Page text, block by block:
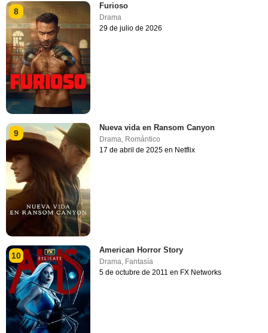
8
Furioso
Drama
29 de julio de 2026
9
Nueva vida en Ransom Canyon
Drama, Romántico
17 de abril de 2025 en Netflix
10
American Horror Story
Drama Fantasía
5 de octubre de 2011 en FX Networks